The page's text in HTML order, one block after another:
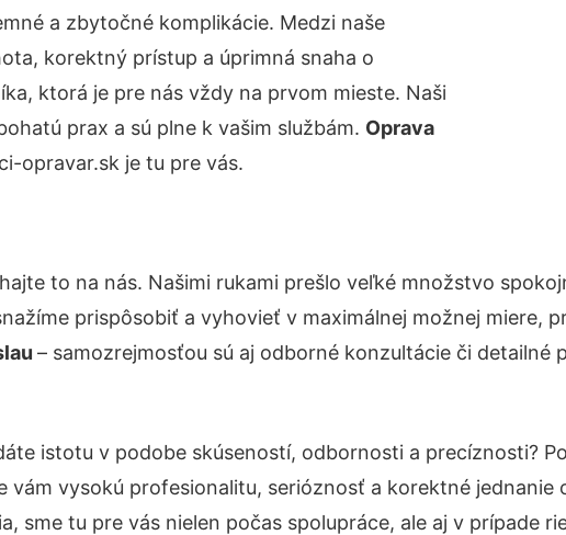
a zbytočné komplikácie. Medzi naše
korektný prístup a úprimná snaha o
ktorá je pre nás vždy na prvom mieste. Naši
prax a sú plne k vašim službám. Oprava
opravar.sk je tu pre vás.
to na nás. Našimi rukami prešlo veľké množstvo
prispôsobiť a vyhovieť v maximálnej možnej miere,
– samozrejmosťou sú aj odborné konzultácie či
istotu v podobe skúseností, odbornosti a precíznosti?
vám vysokú profesionalitu, serióznosť a korektné
sme tu pre vás nielen počas spolupráce, ale aj v prípade